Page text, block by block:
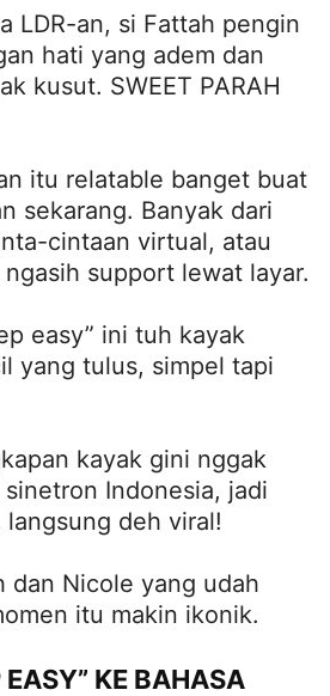
LDR-an, si Fattah pengin
hati yang adem dan
kusut. SWEET PARAH
itu relatable banget buat
sekarang. Banyak dari
cintaan virtual, atau
support lewat layar.
easy” ini tuh kayak
yang tulus, simpel tapi
kayak gini nggak
Indonesia, jadi
deh viral!
dan Nicole yang udah
itu makin ikonik.
EASY” KE BAHASA